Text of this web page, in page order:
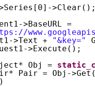
>BaseURL =
>Text +
"&key="
>Execute();
Obj =
Pair = Obj->Get(